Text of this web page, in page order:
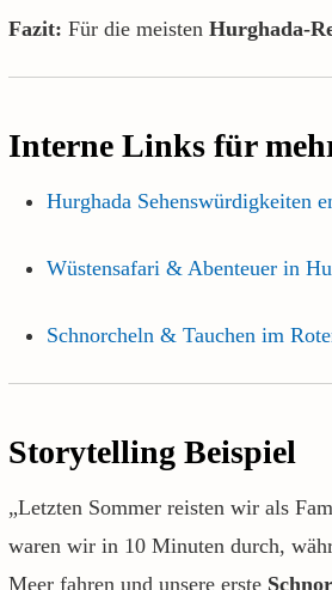
Fazit: Für die meisten Hurghada-
Interne Links für
Hurghada Sehenswürdigkeiten
Wüstensafari & Abenteuer in
Schnorcheln & Tauchen im
Storytelling Beispiel
„Letzten Sommer reisten wir als
waren wir in 10 Minuten durch,
Meer fahren und unsere erste